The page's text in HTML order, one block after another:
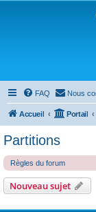
FAQ Nous
Accueil Portail
Partitions
Règles du forum
Nouveau sujet